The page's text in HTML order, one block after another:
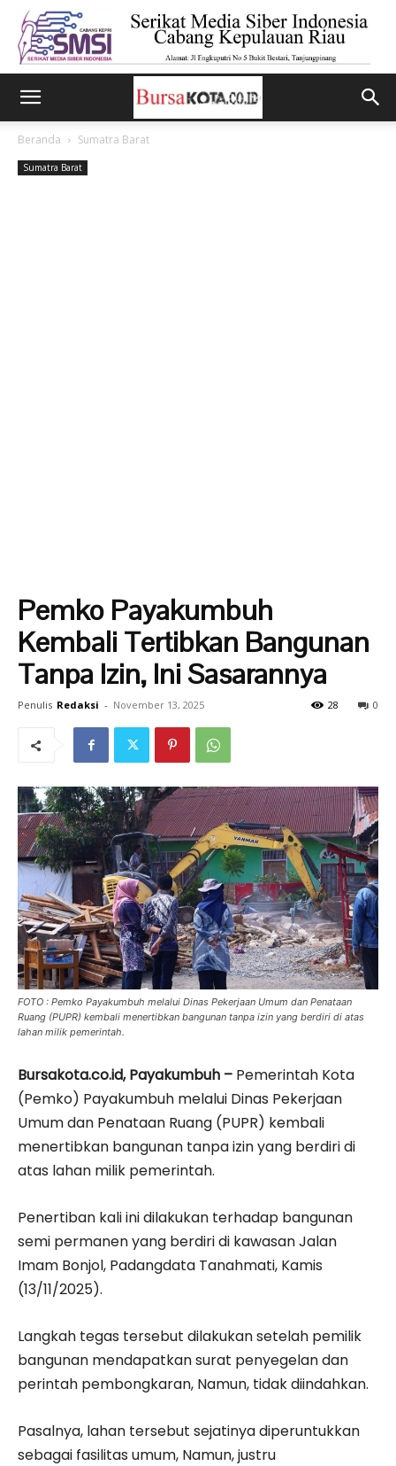
Beranda Sumatra Barat
Sumatra Barat
Pemko Payakumbuh
Kembali Tertibkan Bangunan
Tanpa Izin, Ini Sasarannya
Penulis Redaksi - November 13, 2025 0
28
FOTO : Pemko Payakumbuh melalui Dinas Pekerjaan Umum dan Penataan
Ruang (PUPR) kembali menertibkan bangunan tanpa izin yang berdiri di atas
lahan milik pemerintah.
Bursakota.co.id, Payakumbuh – Pemerintah Kota
(Pemko) Payakumbuh melalui Dinas Pekerjaan
Umum dan Penataan Ruang (PUPR) kembali
menertibkan bangunan tanpa izin yang berdiri di
atas lahan milik pemerintah.
Penertiban kali ini dilakukan terhadap bangunan
semi permanen yang berdiri di kawasan Jalan
Imam Bonjol, Padangdata Tanahmati, Kamis
(13/11/2025).
Langkah tegas tersebut dilakukan setelah pemilik
bangunan mendapatkan surat penyegelan dan
perintah pembongkaran, Namun, tidak diindahkan.
Pasalnya, lahan tersebut sejatinya diperuntukkan
sebagai fasilitas umum, Namun, justru